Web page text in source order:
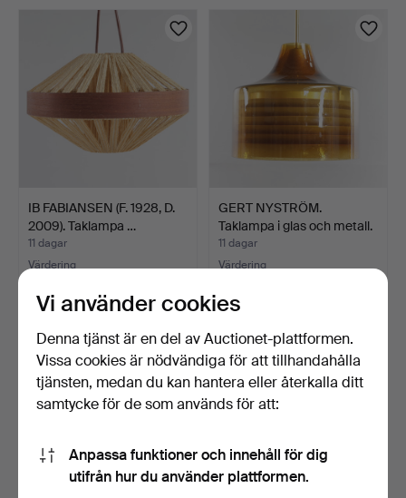
IB FABIANSEN (F. 1928, D.
2009). Taklampa …
11 dagar
Värdering
GERT NYSTRÖM.
Taklampa i glas och metall.
…
11 dagar
Värdering
Vi använder cookies
Denna tjänst är en del av Auctionet-plattformen.
Vissa cookies är nödvändiga för att tillhandahålla
tjänsten, medan du kan hantera eller återkalla ditt
samtycke för de som används för att:
Anpassa funktioner och innehåll för dig
utifrån hur du använder plattformen.